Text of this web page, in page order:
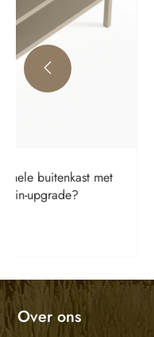
Hoe
de veiligheid in

Over ons